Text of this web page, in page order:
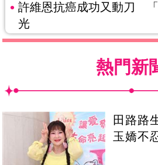
許維恩抗癌成功又動刀
光
熱門新
田路路
玉嬌不